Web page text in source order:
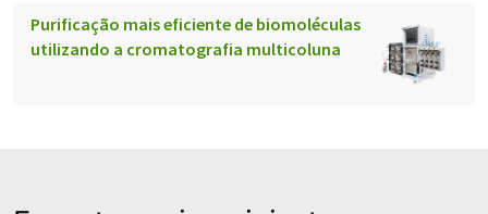
Purificação mais eficiente de biomoléculas
utilizando a cromatografia multicoluna